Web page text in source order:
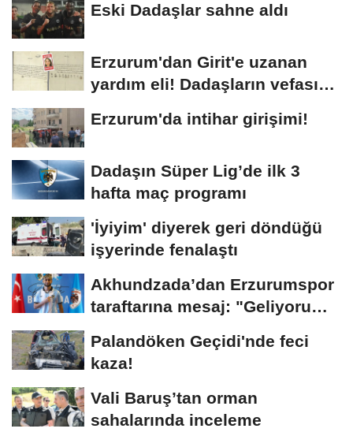
Eski Dadaşlar sahne aldı
Erzurum'dan Girit'e uzanan
yardım eli! Dadaşların vefası
Erzurum'da intihar girişimi!
Dadaşın Süper Lig’de ilk 3
hafta maç programı
'İyiyim' diyerek geri döndüğü
işyerinde fenalaştı
Akhundzada’dan Erzurumspor
taraftarına mesaj: "Geliyorum
Palandöken Geçidi'nde feci
kaza!
Vali Baruş’tan orman
sahalarında inceleme